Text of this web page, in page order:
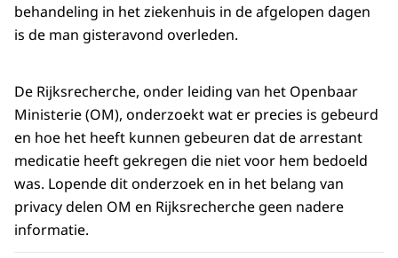
behandeling in het ziekenhuis in de afgelopen dagen
is de man gisteravond overleden.
De Rijksrecherche, onder leiding van het Openbaar
Ministerie (OM), onderzoekt wat er precies is gebeurd
en hoe het heeft kunnen gebeuren dat de arrestant
medicatie heeft gekregen die niet voor hem bedoeld
was. Lopende dit onderzoek en in het belang van
privacy delen OM en Rijksrecherche geen nadere
informatie.